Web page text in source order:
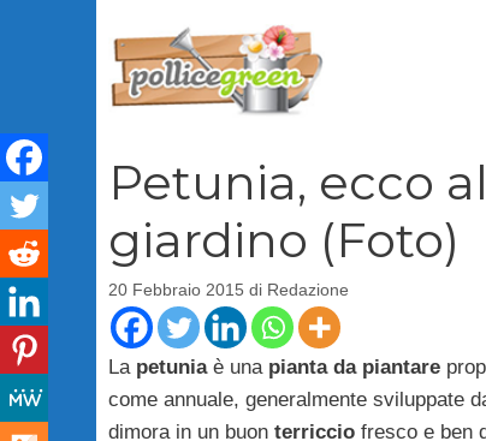
Petunia, ecco
giardino (Foto)
20 Febbraio 2015 di Redazione
La petuniaè una pianta da piantare
come annuale, generalmente sviluppate
dimora in un buon terricciofresco e ben